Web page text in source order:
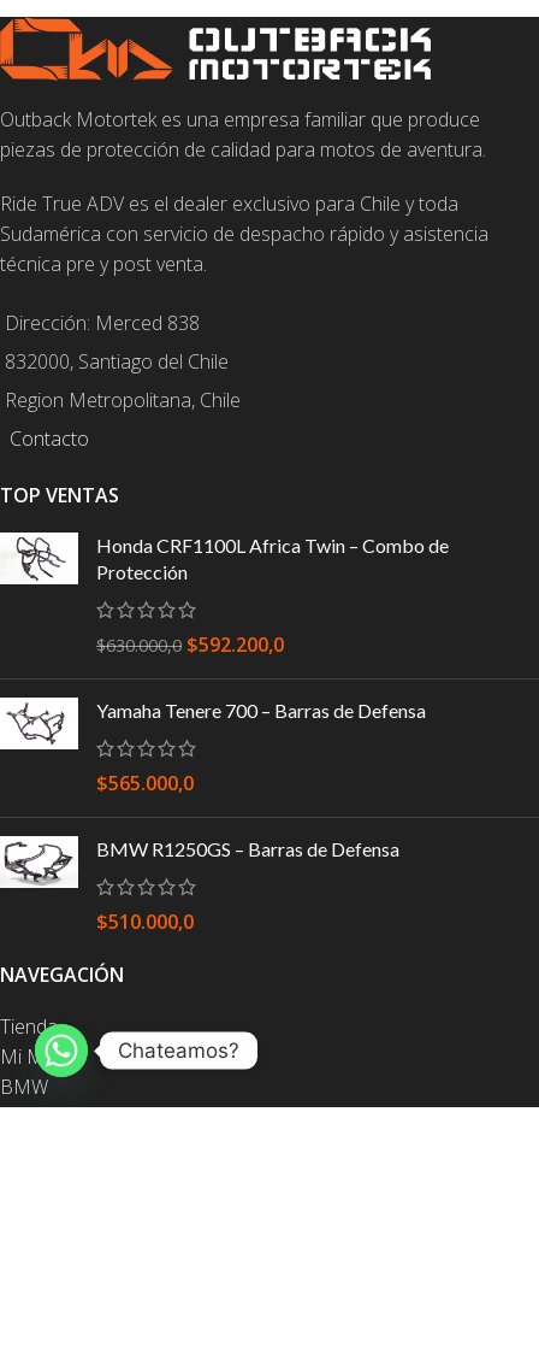
Outback Motortek es una empresa familiar que produce
piezas de protección de calidad para motos de aventura.
Ride True ADV es el dealer exclusivo para Chile y toda
Sudamérica con servicio de despacho rápido y asistencia
técnica pre y post venta.
Dirección: Merced 838
832000, Santiago del Chile
Region Metropolitana, Chile
Contacto
TOP VENTAS
Honda CRF1100L Africa Twin – Combo de
Protección
$630.000,0 $592.200,0
Yamaha Tenere 700 – Barras de Defensa
$565.000,0
BMW R1250GS – Barras de Defensa
$510.000,0
NAVEGACIÓN
Tienda
Mi Moto
BMW
Honda
Chateamos?